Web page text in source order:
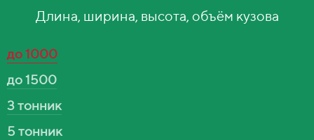
Длина, ширина, высота, объём кузова
до 1000
до 1500
3 тонник
5 тонник